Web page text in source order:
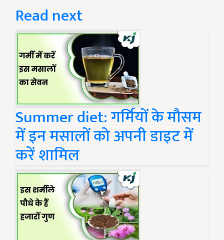
Read next
Summer diet: गर्मियों के मौसम
में इन मसालों को अपनी डाइट में
करें शामिल